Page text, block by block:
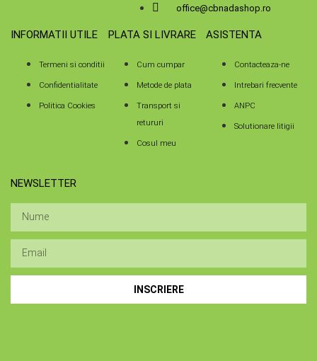
office@cbnadashop.ro
INFORMATII UTILE
Termeni si conditii
Confidentialitate
Politica Cookies
PLATA SI LIVRARE
Cum cumpar
Metode de plata
Transport si
retururi
Cosul meu
ASISTENTA
Contacteaza-ne
Intrebari frecvente
ANPC
Solutionare litigii
NEWSLETTER
INSCRIERE